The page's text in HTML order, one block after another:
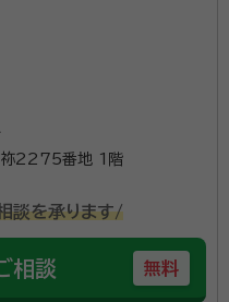
祢2275番地 1階
談を承ります/
相談 無料